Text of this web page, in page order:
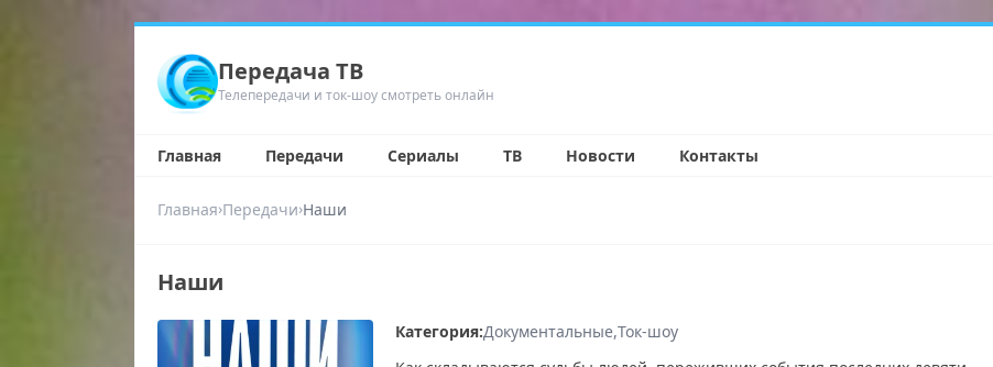
Передача ТВ
Телепередачи и ток-шоу смотреть онлайн
Главная Передачи Сериалы ТВ Новости Контакты
Главная›Передачи›Наши
Наши
Категория:Документальные Ток-шоу